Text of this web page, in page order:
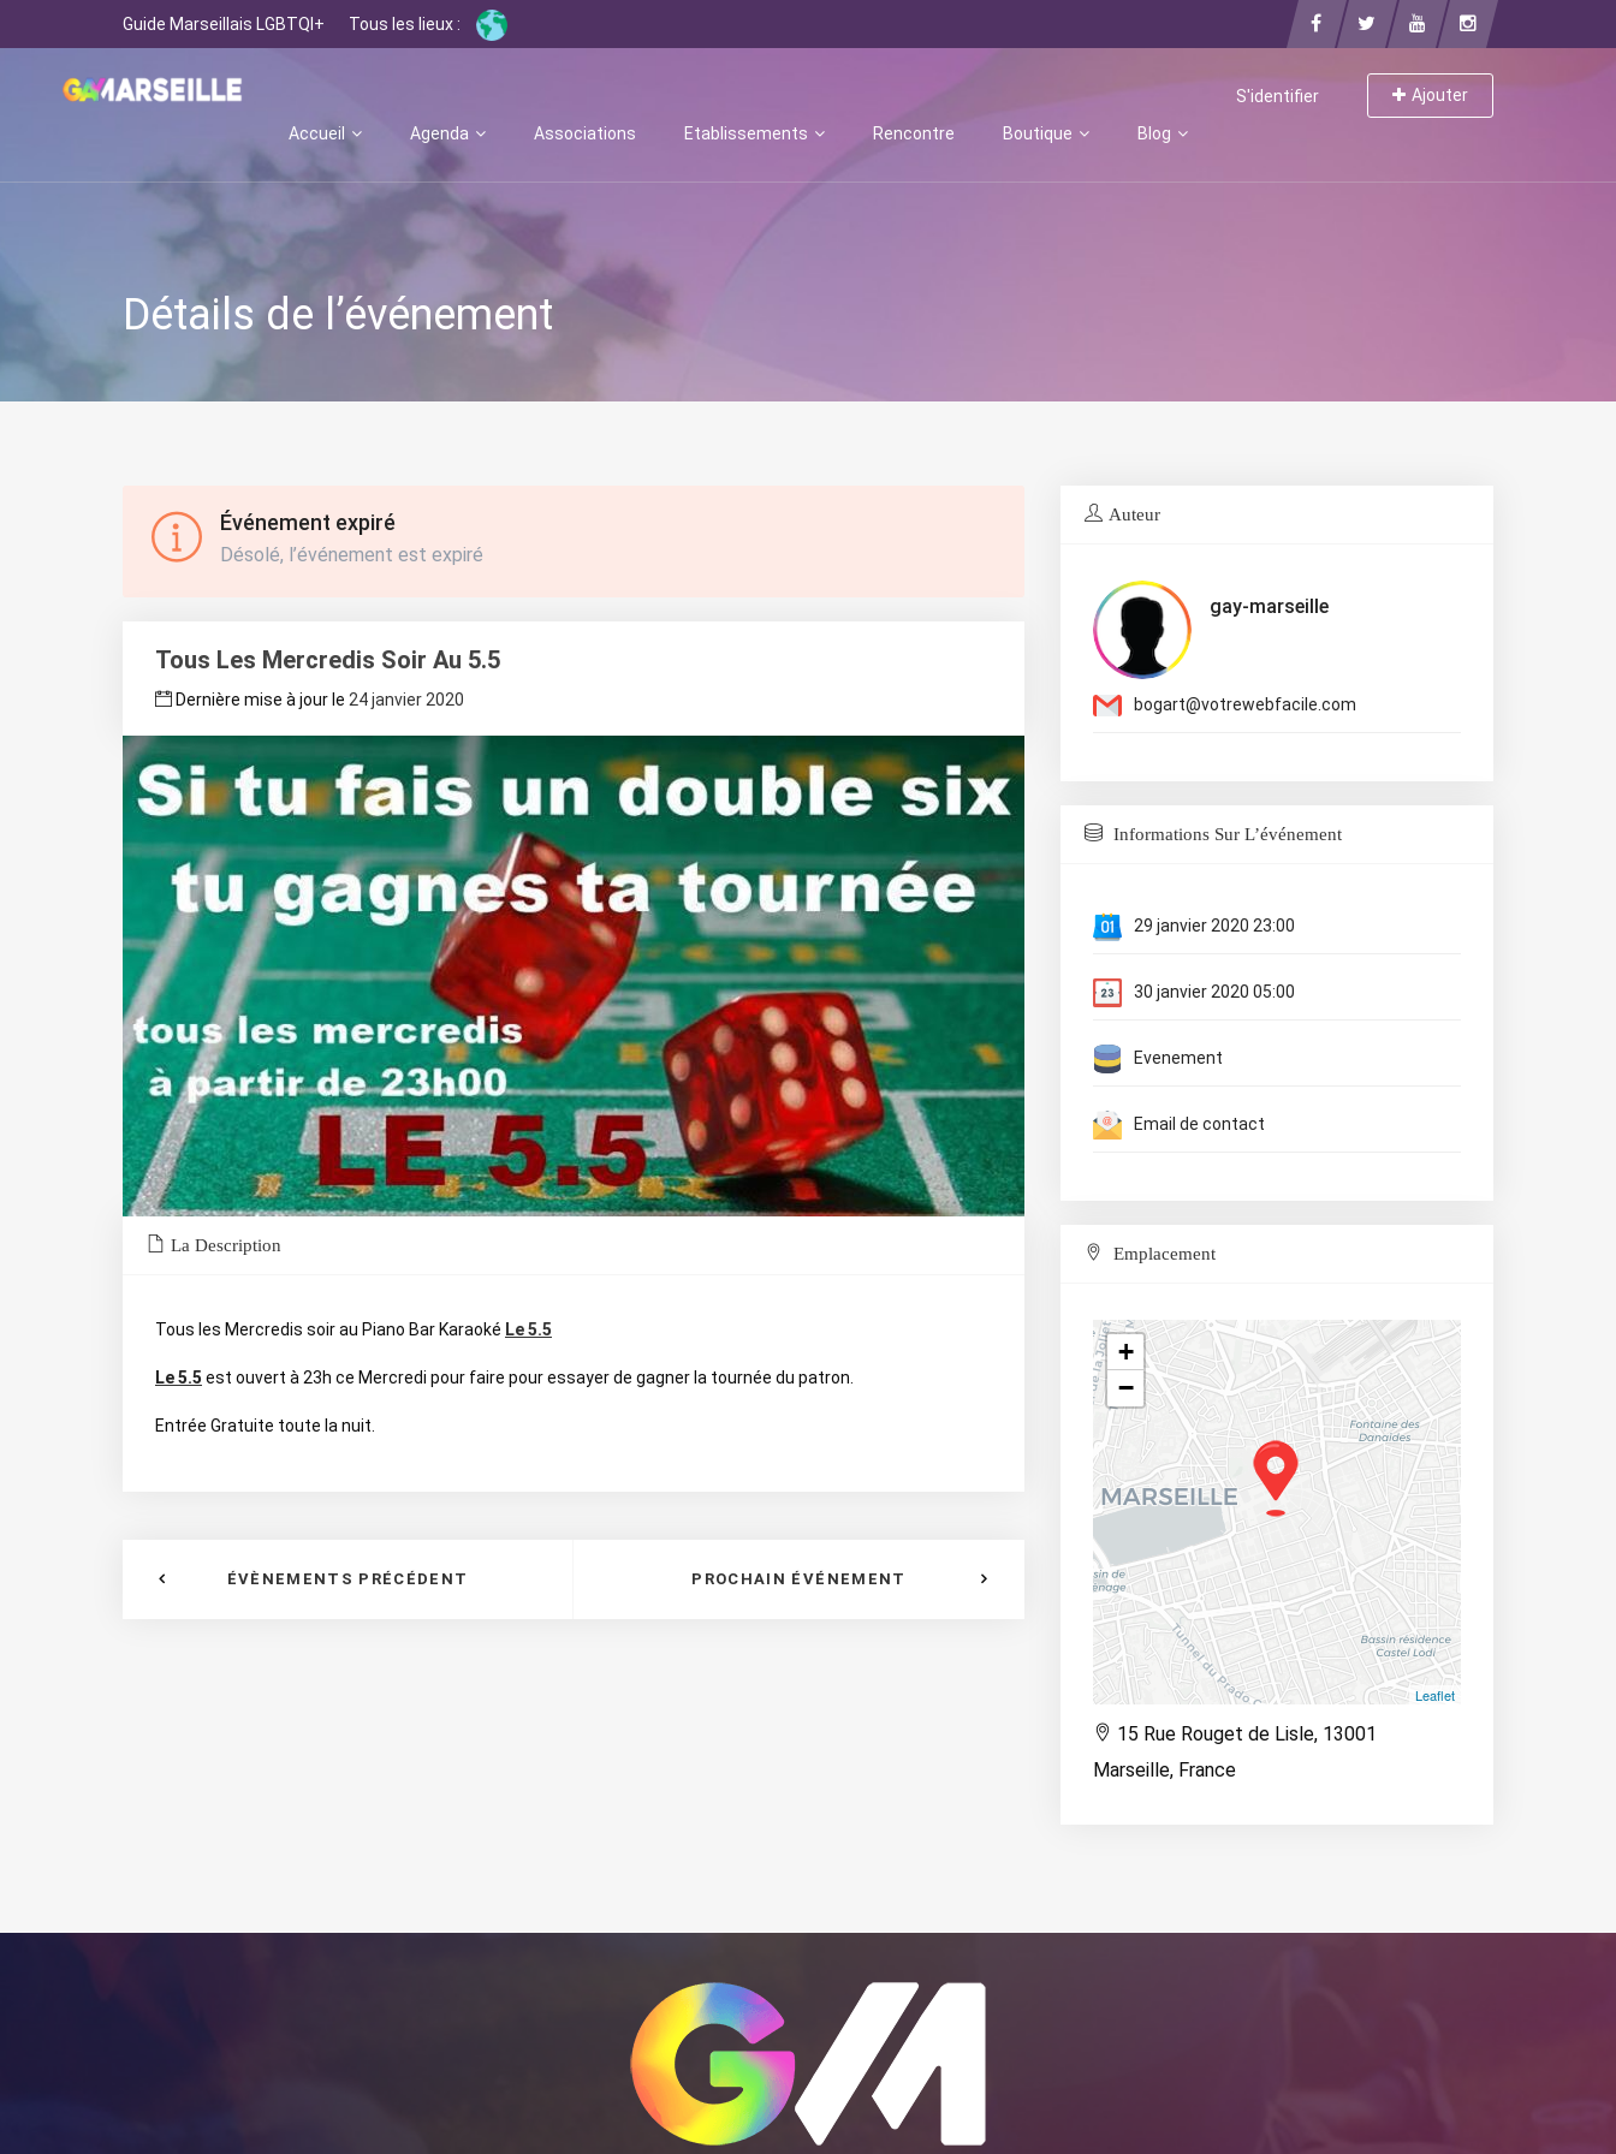
Guide Marseillais LGBTQI+ Tous les lieux :
S'identifier
Ajouter
Accueil
Agenda Associations Etablissements Rencontre Boutique Blog
Détails de l’événement
Événement expiré
Désolé, l’événement est expiré
Tous Les Mercredis Soir Au 5.5
Dernière mise à jour le 24 janvier 2020
La Description
Tous les Mercredis soir au Piano Bar Karaoké Le 5.5
Le 5.5 est ouvert à 23h ce Mercredi pour faire pour essayer de gagner la tournée du patron.
Entrée Gratuite toute la nuit.
ÉVÈNEMENTS PRÉCÉDENT PROCHAIN ÉVÉNEMENT
Auteur
gay-marseille
bogart@votrewebfacile.com
Informations Sur L’événement
29 janvier 2020 23:00
30 janvier 2020 05:00
Evenement
Email de contact
Emplacement
+
−
Leaflet
15 Rue Rouget de Lisle, 13001
Marseille, France